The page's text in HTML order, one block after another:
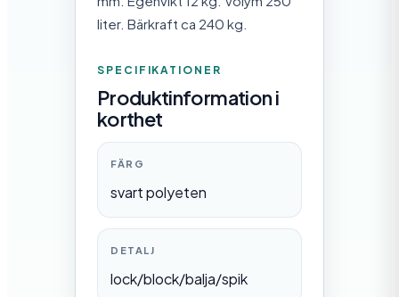
liter. Bärkraft ca 240 kg.
SPECIFIKATIONER
Produktinformation i
korthet
FÄRG
svart polyeten
DETALJ
lock/block/balja/spik